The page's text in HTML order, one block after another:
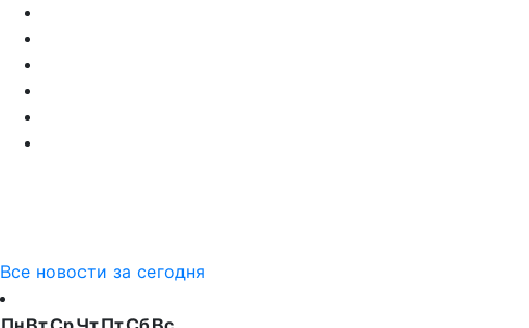
Все новости за сегодня